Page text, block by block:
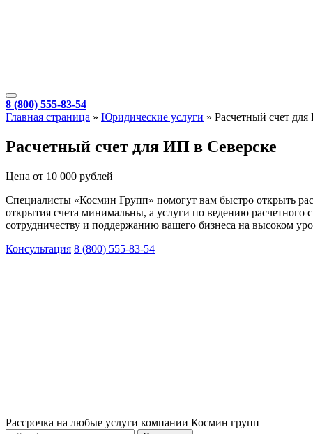
8 (800) 555-83-54
Главная страница » Юридические услуги » Расчетный счет
Расчетный счет для ИП в Северске
Цена от 10 000 рублей
Специалисты «Космин Групп» помогут вам быстро открыть
открытия счета минимальны, а услуги по ведению расчетного
сотрудничеству и поддержанию вашего бизнеса на высоком
Консультация 8 (800) 555-83-54
Рассрочка на любые услуги компании Космин групп